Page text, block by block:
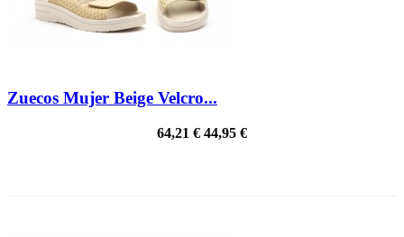
Zuecos Mujer Beige Velcro...
64,21 € 44,95 €